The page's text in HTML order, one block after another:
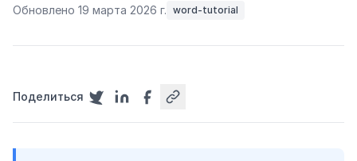
Обновлено 19 марта 2026 г. word-tutorial
Поделиться